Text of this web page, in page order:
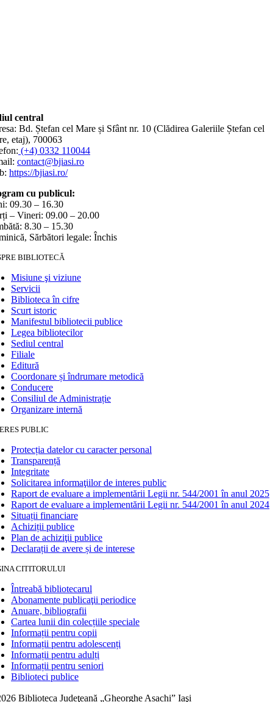
central
Bd. Ștefan cel Mare și Sfânt nr. 10 (Clădirea Galeriile Ștefan cel
etaj), 700063
(+4) 0332 110044
contact@bjiasi.ro
https://bjiasi.ro/
cu publicul:
09.30 – 16.30
– Vineri: 09.00 – 20.00
8.30 – 15.30
Sărbători legale: Închis
BIBLIOTECĂ
Misiune şi viziune
Servicii
Biblioteca în cifre
Scurt istoric
Manifestul bibliotecii publice
Legea bibliotecilor
Sediul central
Filiale
Editură
Coordonare și îndrumare metodică
Conducere
Consiliul de Administrație
Organizare internă
PUBLIC
Protecția datelor cu caracter personal
Transparență
Integritate
Solicitarea informaţiilor de interes public
Raport de evaluare a implementării Legii nr. 544/2001 în anul 2025
Raport de evaluare a implementării Legii nr. 544/2001 în anul 2024
Situații financiare
Achiziții publice
Plan de achiziţii publice
Declarații de avere și de interese
CITITORULUI
Întreabă bibliotecarul
Abonamente publicaţii periodice
Anuare, bibliografii
Cartea lunii din colecțiile speciale
Informații pentru copii
Informații pentru adolescenți
Informații pentru adulți
Informații pentru seniori
Biblioteci publice
Biblioteca Judeţeană „Gheorghe Asachi” Iaşi